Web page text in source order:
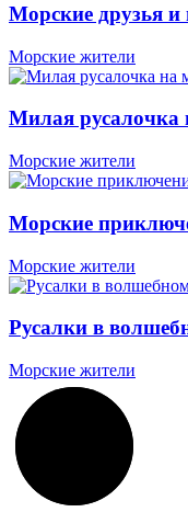
Морские друзья и
Морские жители
Милая русалочка
Морские жители
Морские
Морские жители
Русалки в
Морские жители